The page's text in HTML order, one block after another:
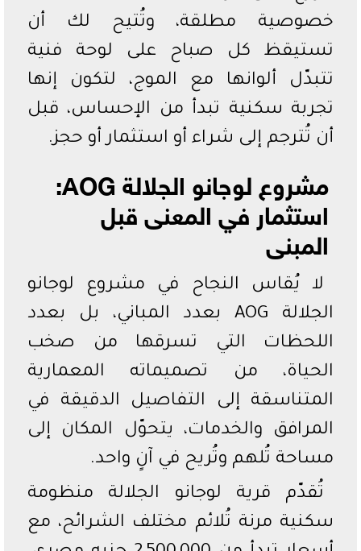
خصوصية مطلقة، وتُتيح لك أن
تستيقظ كل صباح على لوحة فنية
تتبدّل ألوانها مع الموج، لتكون إنها
تجربة سكنية تبدأ من الإحساس، قبل
أن تُترجم إلى شراء أو استثمار أو حجز.
مشروع لوجانو الجلالة AOG:
استثمار في المعنى قبل
المبنى
لا يُقاس النجاح في مشروع لوجانو
الجلالة AOG بعدد المباني، بل بعدد
اللحظات التي تسرقها من صخب
الحياة، من تصميماته المعمارية
المتناسقة إلى التفاصيل الدقيقة في
المرافق والخدمات، يتحوّل المكان إلى
مساحة تُلهم وتُريح في آنٍ واحد.
تُقدّم قرية لوجانو الجلالة منظومة
سكنية مرنة تُلائم مختلف الشرائح، مع